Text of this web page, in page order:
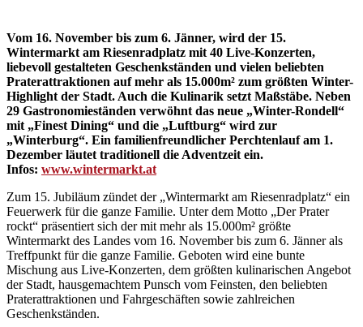
Vom 16. November bis zum 6. Jänner, wird der 15.
Wintermarkt am Riesenradplatz mit 40 Live-Konzerten,
liebevoll gestalteten Geschenkständen und vielen beliebten
Praterattraktionen auf mehr als 15.000m² zum größten Winter-
Highlight der Stadt. Auch die Kulinarik setzt Maßstäbe. Neben
29 Gastronomieständen verwöhnt das neue „Winter-Rondell“
mit „Finest Dining“ und die „Luftburg“ wird zur
„Winterburg“. Ein familienfreundlicher Perchtenlauf am 1.
Dezember läutet traditionell die Adventzeit ein.
Infos: www.wintermarkt.at
Zum 15. Jubiläum zündet der „Wintermarkt am Riesenradplatz“ ein
Feuerwerk für die ganze Familie. Unter dem Motto „Der Prater
rockt“ präsentiert sich der mit mehr als 15.000m² größte
Wintermarkt des Landes vom 16. November bis zum 6. Jänner als
Treffpunkt für die ganze Familie. Geboten wird eine bunte
Mischung aus Live-Konzerten, dem größten kulinarischen Angebot
der Stadt, hausgemachtem Punsch vom Feinsten, den beliebten
Praterattraktionen und Fahrgeschäften sowie zahlreichen
Geschenkständen.